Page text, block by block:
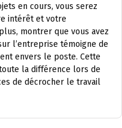
en cours, vous serez
intérêt et votre
montrer que vous avez
l’entreprise témoigne de
envers le poste. Cette
la différence lors de
de décrocher le travail